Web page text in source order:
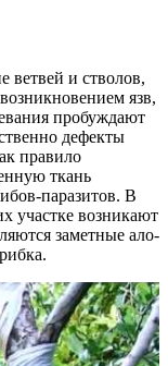
ветвей и стволов,
язв,
пробуждают
дефекты
правило
ткань
паразитов. В
участке возникают
заметные ало-